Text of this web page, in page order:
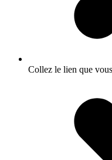
Collez le lien que